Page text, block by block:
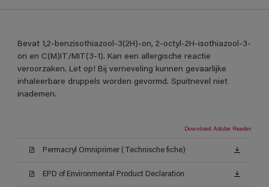
Bevat 1,2-benzisothiazool-3(2H)-on, 2-octyl-2H-isothiazool-3-
on en C(M)IT/MIT(3-1). Kan een allergische reactie
veroorzaken. Let op! Bij verneveling kunnen gevaarlijke
inhaleerbare druppels worden gevormd. Spuitnevel niet
inademen.
Download Adobe Reader
Permacryl Omniprimer (Technische fiche)
EPD of Environmental Product Declaration